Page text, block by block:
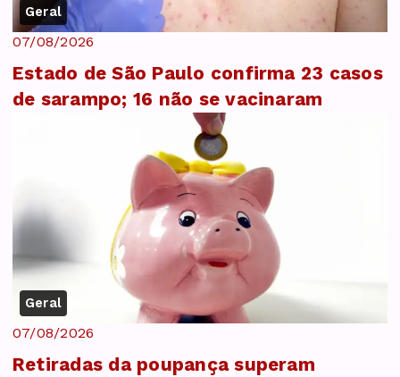
Geral
07/08/2026
Estado de São Paulo confirma 23 casos
de sarampo; 16 não se vacinaram
Geral
07/08/2026
Retiradas da poupança superam